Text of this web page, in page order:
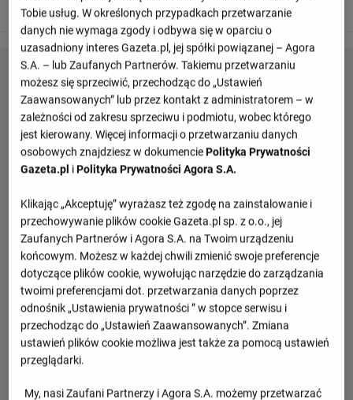
Maxim De Cuyper zmniejsza presję wybijając piłkę.
Tobie usług. W określonych przypadkach przetwarzanie
danych nie wymaga zgody i odbywa się w oparciu o
uzasadniony interes Gazeta.pl, jej spółki powiązanej – Agora
S.A. – lub Zaufanych Partnerów. Takiemu przetwarzaniu
możesz się sprzeciwić, przechodząc do „Ustawień
Zaawansowanych” lub przez kontakt z administratorem – w
zależności od zakresu sprzeciwu i podmiotu, wobec którego
jest kierowany. Więcej informacji o przetwarzaniu danych
osobowych znajdziesz w dokumencie Polityka Prywatności
Gazeta.pl i Polityka Prywatności Agora S.A.
Klikając „Akceptuję” wyrażasz też zgodę na zainstalowanie i
przechowywanie plików cookie Gazeta.pl sp. z o.o., jej
Zaufanych Partnerów i Agora S.A. na Twoim urządzeniu
końcowym. Możesz w każdej chwili zmienić swoje preferencje
dotyczące plików cookie, wywołując narzędzie do zarządzania
twoimi preferencjami dot. przetwarzania danych poprzez
odnośnik „Ustawienia prywatności ” w stopce serwisu i
przechodząc do „Ustawień Zaawansowanych”. Zmiana
ustawień plików cookie możliwa jest także za pomocą ustawień
przeglądarki.
My, nasi Zaufani Partnerzy i Agora S.A. możemy przetwarzać